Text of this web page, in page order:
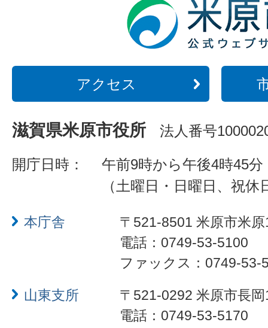
アクセス
滋賀県米原市役所 法人番号
開庁日時：
午前9時から午後4時45分
（土曜日・日曜日、祝
本庁舎
〒521-8501 米原市米
電話：0749-53-5100
ファックス：0749-53-
山東支所
〒521-0292 米原市長
電話：0749-53-5170